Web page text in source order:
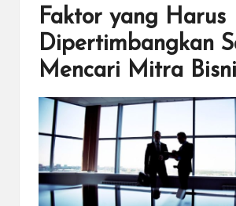
Faktor yang Harus
Dipertimbangkan
Mencari Mitra